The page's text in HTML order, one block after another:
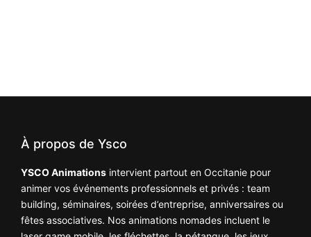
À propos de Ysco
YSCO Animations intervient partout en Occitanie pour
animer vos événements professionnels et privés : team
building, séminaires, soirées d’entreprise, anniversaires ou
fêtes associatives. Nos animations nomades incluent le